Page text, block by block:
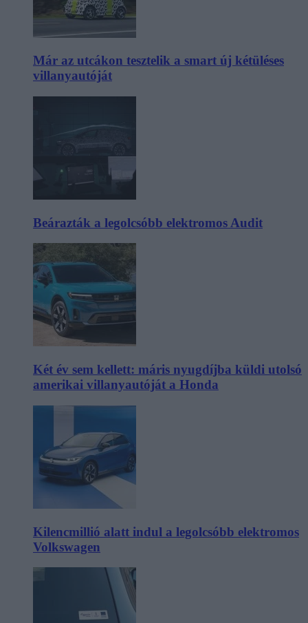
Már az utcákon tesztelik a smart új kétüléses
villanyautóját
Beárazták a legolcsóbb elektromos Audit
Két év sem kellett: máris nyugdíjba küldi utolsó
amerikai villanyautóját a Honda
Kilencmillió alatt indul a legolcsóbb elektromos
Volkswagen